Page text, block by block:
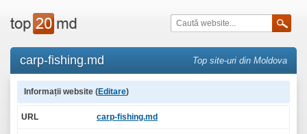
carp-fishing.md Top site-uri din Moldova
Informații website (Editare)
URL carp-fishing.md